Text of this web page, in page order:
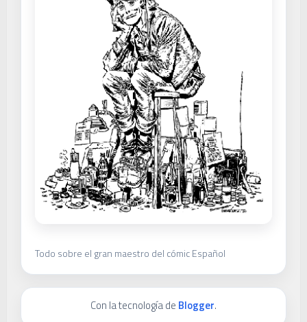
Todo sobre el gran maestro del cómic Español
Con la tecnología de Blogger.